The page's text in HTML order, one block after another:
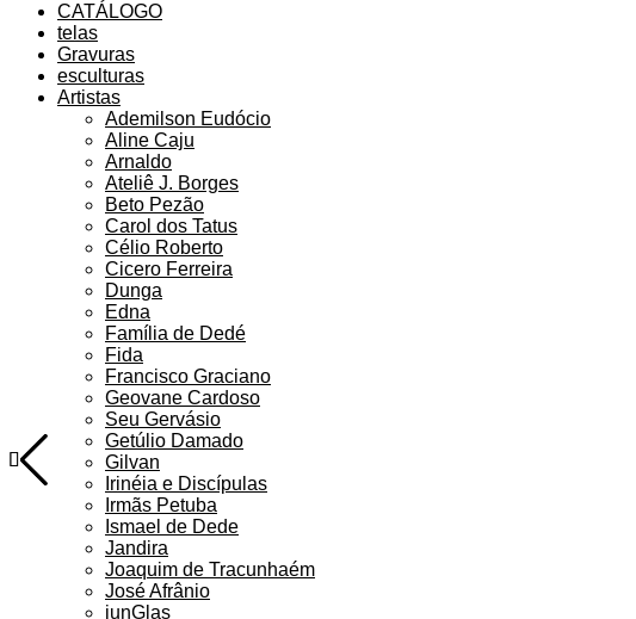
CATÁLOGO
telas
Gravuras
esculturas
Artistas
Ademilson Eudócio
Aline Caju
Arnaldo
Ateliê J. Borges
Beto Pezão
Carol dos Tatus
Célio Roberto
Cicero Ferreira
Dunga
Edna
Família de Dedé
Fida
Francisco Graciano
Geovane Cardoso
Seu Gervásio
Getúlio Damado
Gilvan
Irinéia e Discípulas
Irmãs Petuba
Ismael de Dede
Jandira
Joaquim de Tracunhaém
José Afrânio
junGlas